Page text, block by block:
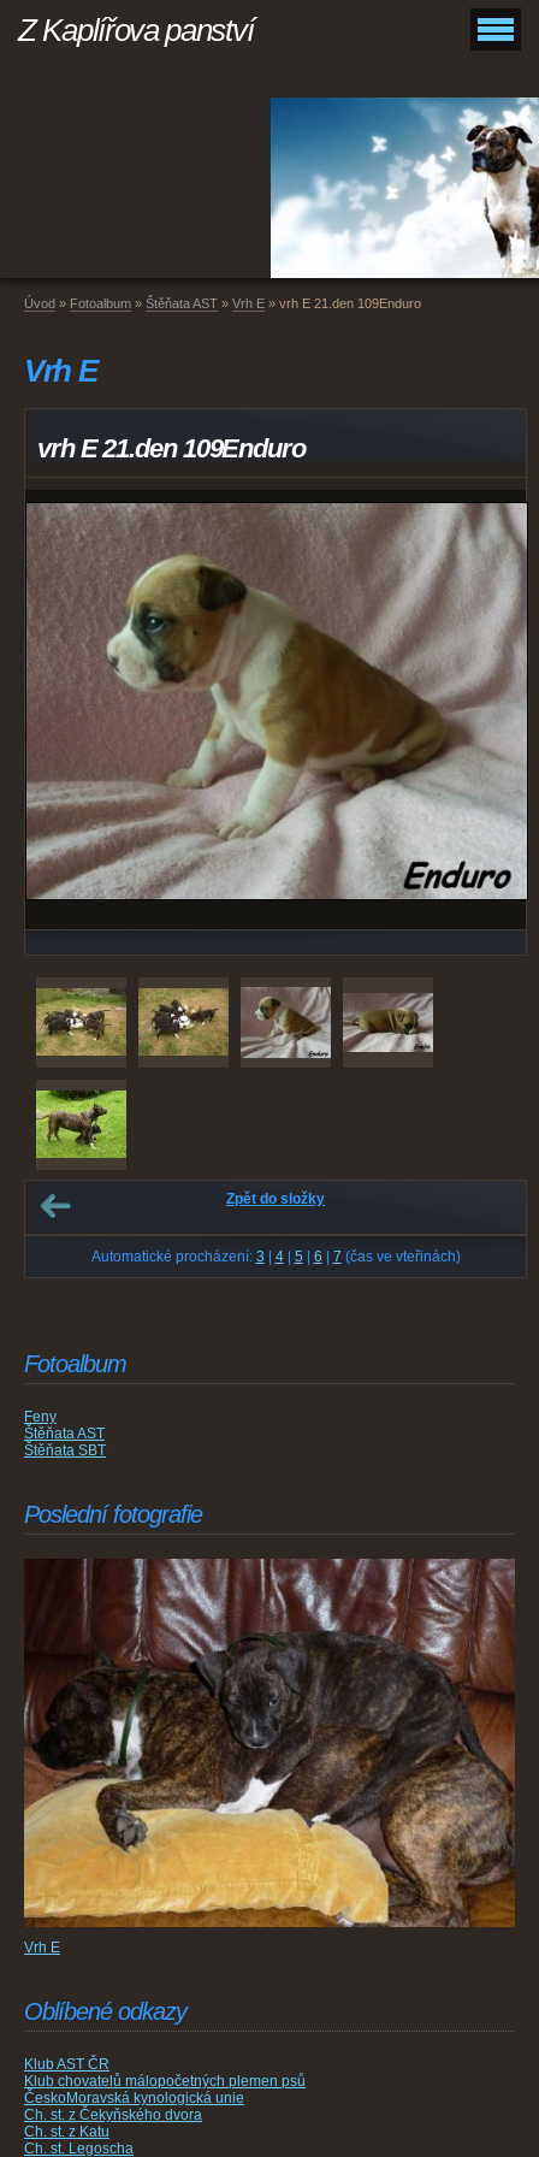
Z Kaplířova panství
Úvod » Fotoalbum » Štěňata AST » Vrh E » vrh E 21.den 109Enduro
Vrh E
vrh E 21.den 109Enduro
Zpět do složky
Automatické procházení: 3 4| 5 6 7 (čas ve vteřinách)
Fotoalbum
Feny
Štěňata AST
Štěňata SBT
Poslední fotografie
Vrh E
Oblíbené odkazy
Klub AST ČR
Klub chovatelů málopočetných plemen psů
ČeskoMoravská kynologická unie
Ch. st. z Čekyňského dvora
Ch. st. z Katu
Ch. st. Legoscha